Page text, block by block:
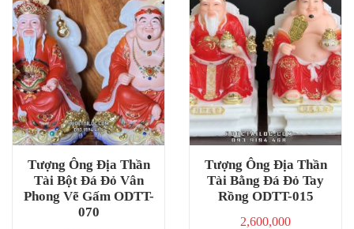
Tượng Ông Địa Thần
Tài Bột Đá Đỏ Vân
Phong Vẽ Gấm ODTT-
070
Tượng Ông Địa Thần
Tài Bằng Đá Đỏ Tay
Rồng ODTT-015
2,600,000